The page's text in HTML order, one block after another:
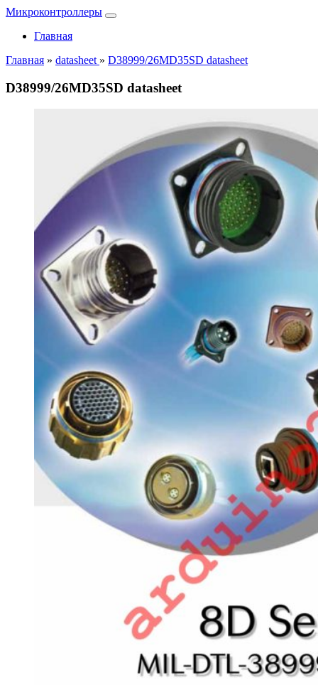
Микроконтроллеры
Главная
Главная » datasheet » D38999/26MD35SD datasheet
D38999/26MD35SD datasheet